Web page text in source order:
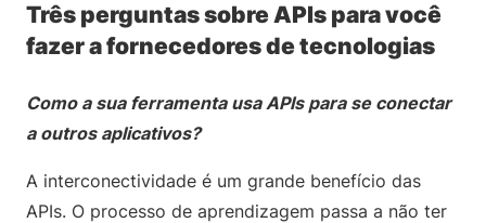
Três perguntas sobre APIs para você
fazer a fornecedores de tecnologias
Como a sua ferramenta usa APIs para se conectar
a outros aplicativos?
A interconectividade é um grande benefício das
APIs. O processo de aprendizagem passa a não ter